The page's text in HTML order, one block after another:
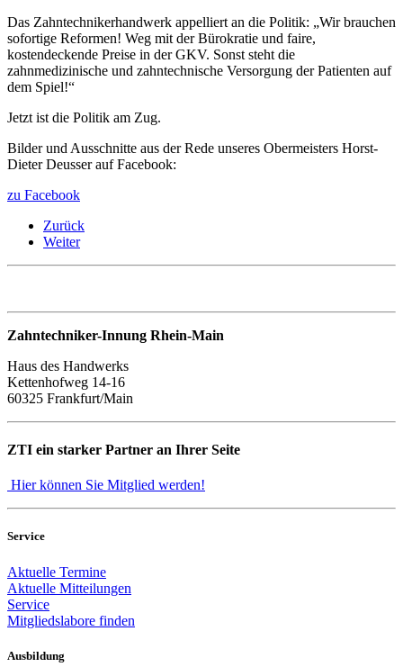
Das Zahntechnikerhandwerk appelliert an die Politik: „Wir brauchen
sofortige Reformen! Weg mit der Bürokratie und faire,
kostendeckende Preise in der GKV. Sonst steht die
zahnmedizinische und zahntechnische Versorgung der Patienten auf
dem Spiel!“
Jetzt ist die Politik am Zug.
Bilder und Ausschnitte aus der Rede unseres Obermeisters Horst-
Dieter Deusser auf Facebook:
zu Facebook
Zurück
Weiter
Zahntechniker-Innung Rhein-Main
Haus des Handwerks
Kettenhofweg 14-16
60325 Frankfurt/Main
ZTI ein starker Partner an Ihrer Seite
Hier können Sie Mitglied werden!
Service
Aktuelle Termine
Aktuelle Mitteilungen
Service
Mitgliedslabore finden
Ausbildung